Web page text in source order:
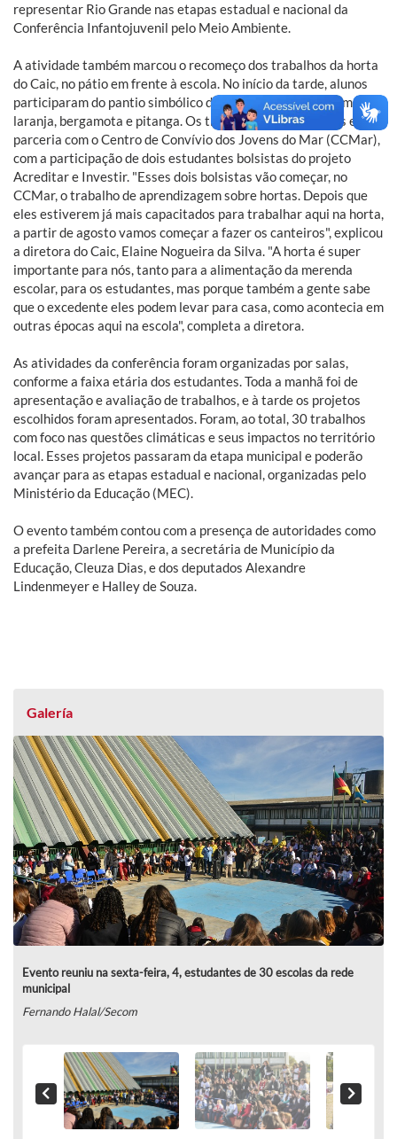
representar Rio Grande nas etapas estadual e nacional da
Conferência Infantojuvenil pelo Meio Ambiente.
A atividade também marcou o recomeço dos trabalhos da horta
do Caic, no pátio em frente à escola. No início da tarde, alunos
participaram do pantio simbólico de árvores frutíferas como
laranja, bergamota e pitanga. Os trabalhos são realizados em
parceria com o Centro de Convívio dos Jovens do Mar (CCMar),
com a participação de dois estudantes bolsistas do projeto
Acreditar e Investir. "Esses dois bolsistas vão começar, no
CCMar, o trabalho de aprendizagem sobre hortas. Depois que
eles estiverem já mais capacitados para trabalhar aqui na horta,
a partir de agosto vamos começar a fazer os canteiros", explicou
a diretora do Caic, Elaine Nogueira da Silva. "A horta é super
importante para nós, tanto para a alimentação da merenda
escolar, para os estudantes, mas porque também a gente sabe
que o excedente eles podem levar para casa, como acontecia em
outras épocas aqui na escola", completa a diretora.
As atividades da conferência foram organizadas por salas,
conforme a faixa etária dos estudantes. Toda a manhã foi de
apresentação e avaliação de trabalhos, e à tarde os projetos
escolhidos foram apresentados. Foram, ao total, 30 trabalhos
com foco nas questões climáticas e seus impactos no território
local. Esses projetos passaram da etapa municipal e poderão
avançar para as etapas estadual e nacional, organizadas pelo
Ministério da Educação (MEC).
O evento também contou com a presença de autoridades como
a prefeita Darlene Pereira, a secretária de Município da
Educação, Cleuza Dias, e dos deputados Alexandre
Lindenmeyer e Halley de Souza.
Galería
Evento reuniu na sexta-feira, 4, estudantes de 30 escolas da rede
municipal
Fernando Halal/Secom